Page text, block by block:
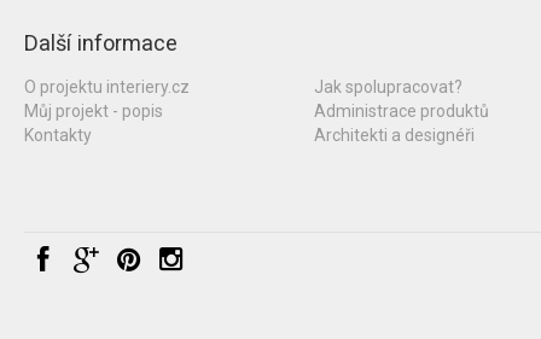
Další informace
O projektu interiery.cz
Můj projekt - popis
Kontakty
Jak spolupracovat?
Administrace produktů
Architekti a designéři